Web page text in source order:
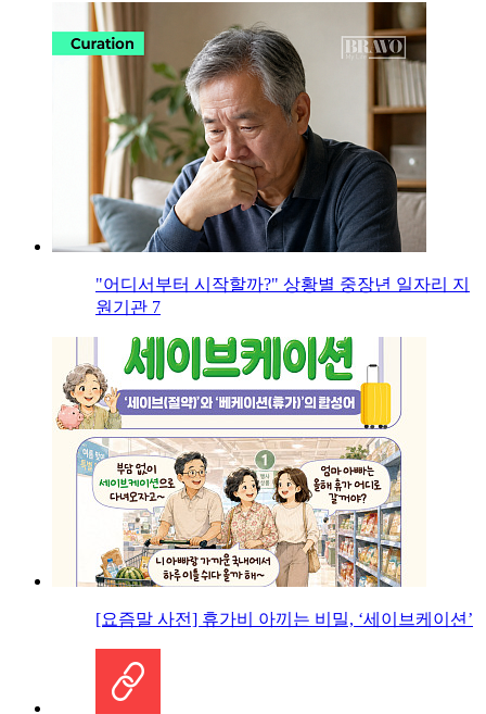
"어디서부터 시작할까?" 상황별 중장년 일자리 지
원기관 7
[요즘말 사전] 휴가비 아끼는 비밀, ‘세이브케이션’